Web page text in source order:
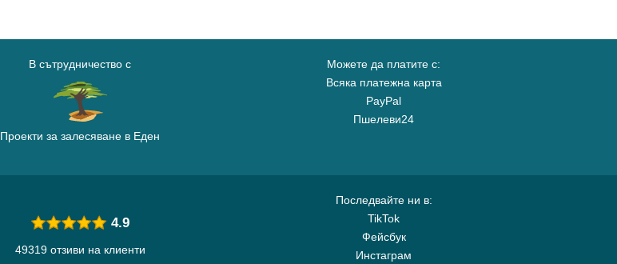
В сътрудничество с
Проекти за залесяване в Еден
Можете да платите с:
Всяка платежна карта
PayPal
Пшелеви24
Последвайте ни в:
TikTok
Фейсбук
Инстаграм
4.9
49319 отзиви на клиенти